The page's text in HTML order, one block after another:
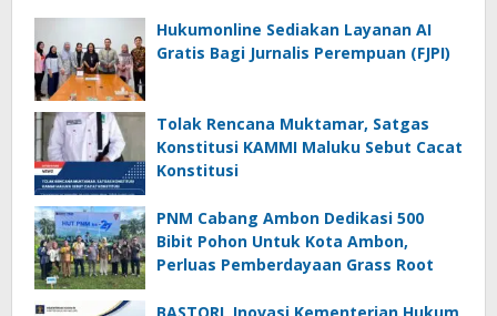
Hukumonline Sediakan Layanan AI
Gratis Bagi Jurnalis Perempuan (FJPI)
Tolak Rencana Muktamar, Satgas
Konstitusi KAMMI Maluku Sebut Cacat
Konstitusi
PNM Cabang Ambon Dedikasi 500
Bibit Pohon Untuk Kota Ambon,
Perluas Pemberdayaan Grass Root